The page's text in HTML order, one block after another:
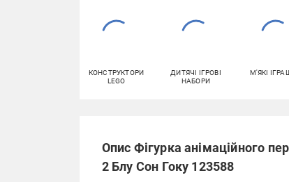
КОНСТРУКТОРИ
LEGO
ДИТЯЧІ ІГРОВІ
НАБОРИ
М'ЯКІ
Опис Фігурка анімаційного
2 Блу Сон Гоку 123588